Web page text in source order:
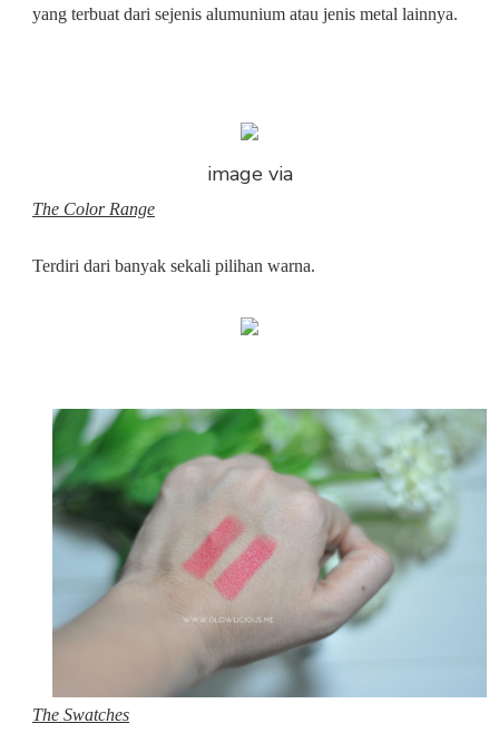
yang terbuat dari sejenis alumunium atau jenis metal lainnya.
image via
The Color Range
Terdiri dari banyak sekali pilihan warna.
The Swatches